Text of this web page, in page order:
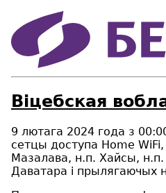
Віцебская
9 лютага 2024 года з
сетцы доступа Home WiFi,
Мазалава, н.п. Хайсы, н.п.
Даватара і прылягаючых